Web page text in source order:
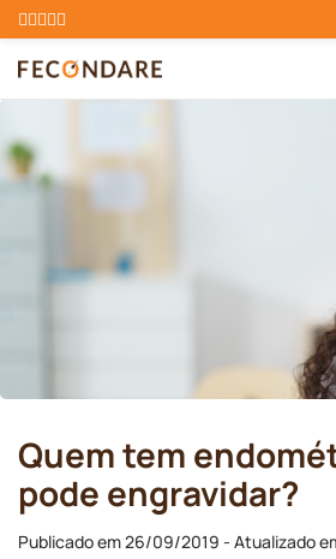
Quem tem
pode engravidar?
Publicado em 26/09/2019 - Atualizado